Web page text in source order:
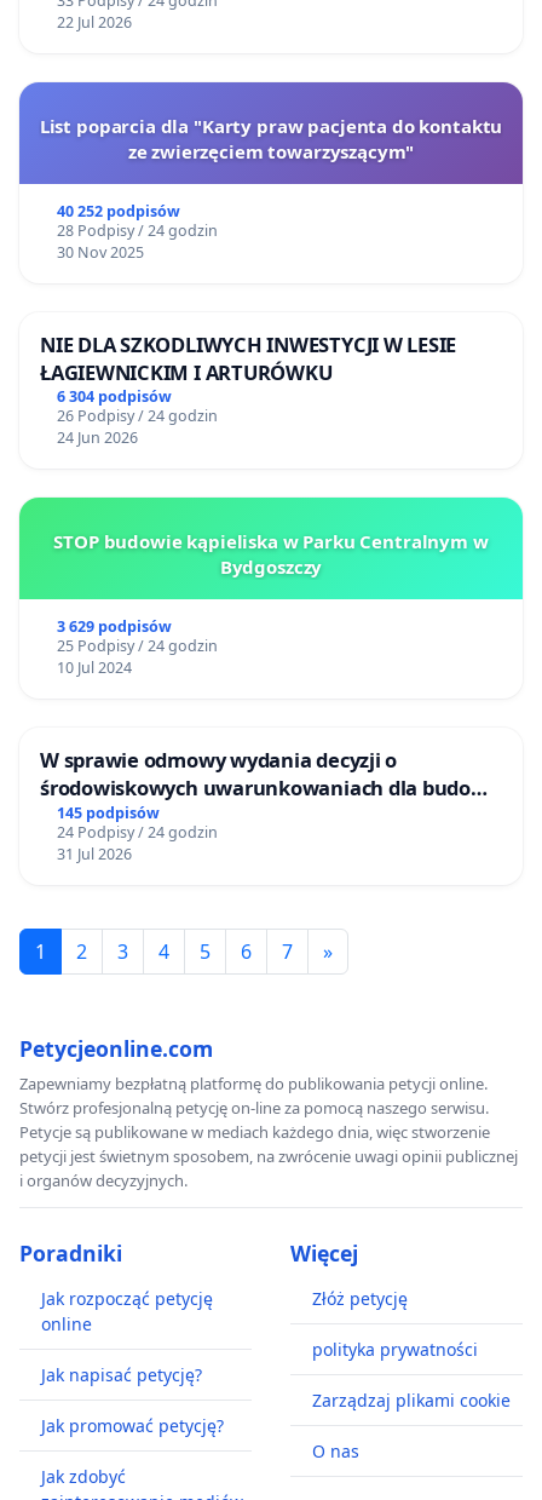
22 Jul 2026
List poparcia dla "Karty praw pacjenta do kontaktu
ze zwierzęciem towarzyszącym"
40 252 podpisów
28 Podpisy / 24 godzin
30 Nov 2025
NIE DLA SZKODLIWYCH INWESTYCJI W LESIE
ŁAGIEWNICKIM I ARTURÓWKU
6 304 podpisów
26 Podpisy / 24 godzin
24 Jun 2026
STOP budowie kąpieliska w Parku Centralnym w
Bydgoszczy
3 629 podpisów
25 Podpisy / 24 godzin
10 Jul 2024
W sprawie odmowy wydania decyzji o
środowiskowych uwarunkowaniach dla budowy
zakładu wytwarzania biometanu „Krynki” w
Ostrowiu Południowym oraz ochrony
mieszkańców i Puszczy Knyszyńskiej
145 podpisów
24 Podpisy / 24 godzin
31 Jul 2026
1 2 3 4 5 6 7 »
Petycjeonline.com
Zapewniamy bezpłatną platformę do publikowania petycji online.
Stwórz profesjonalną petycję on-line za pomocą naszego serwisu.
Petycje są publikowane w mediach każdego dnia, więc stworzenie
petycji jest świetnym sposobem, na zwrócenie uwagi opinii publicznej
i organów decyzyjnych.
Poradniki
Jak rozpocząć petycję
online
Jak napisać petycję?
Jak promować petycję?
Jak zdobyć
Więcej
Złóż petycję
polityka prywatności
Zarządzaj plikami cookie
O nas